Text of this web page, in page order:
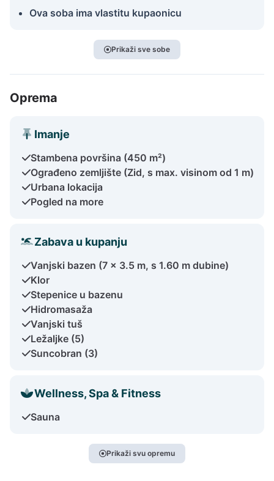
Ova soba ima vlastitu kupaonicu
Prikaži sve sobe
Oprema
Imanje
Stambena površina (450 m²)
Ograđeno zemljište (Zid, s max. visinom od 1 m)
Urbana lokacija
Pogled na more
Zabava u kupanju
Vanjski bazen (7 x 3.5 m, s 1.60 m dubine)
Klor
Stepenice u bazenu
Hidromasaža
Vanjski tuš
Ležaljke (5)
Suncobran (3)
Wellness, Spa & Fitness
Sauna
Prikaži svu opremu